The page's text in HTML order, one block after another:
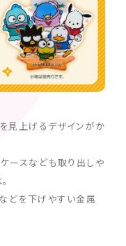
見上げるデザインがか
ースなども取り出しや
どを下げやすい金属